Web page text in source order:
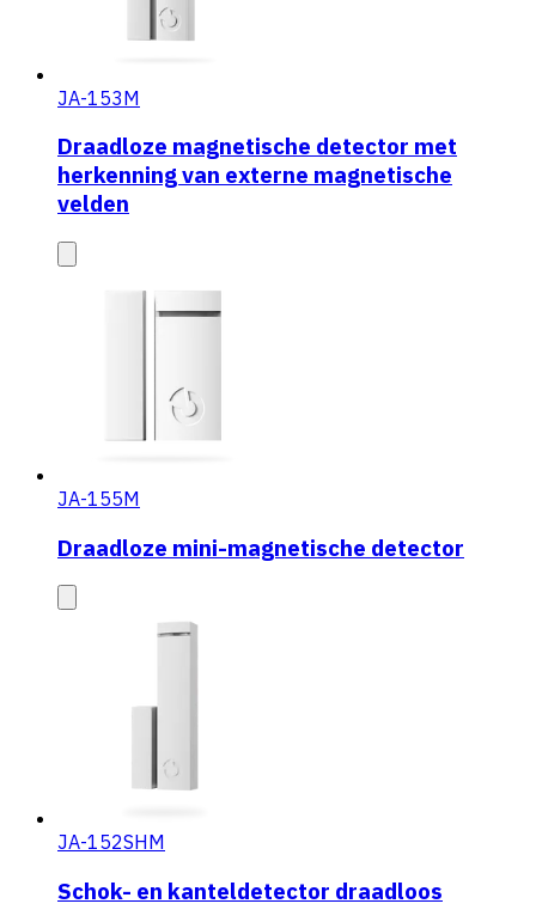
JA-153M
Draadloze magnetische detector met
herkenning van externe magnetische
velden
JA-155M
Draadloze mini-magnetische detector
JA-152SHM
Schok- en kanteldetector draadloos